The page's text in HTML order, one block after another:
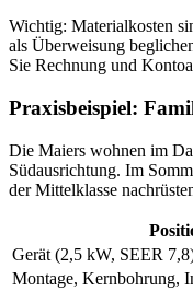
Wichtig: Materialkosten
als Überweisung
Sie Rechnung und
Praxisbeispiel:
Die Maiers wohnen im
Südausrichtung. Im
der Mittelklasse
Gerät (2,5 kW, SEER
Montage, Kernbohrung,